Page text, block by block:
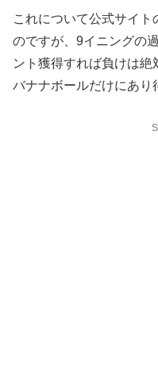
これについて公式サイ
のですが、9イニングの
ント獲得すれば負けは
バナナボールだけにあり